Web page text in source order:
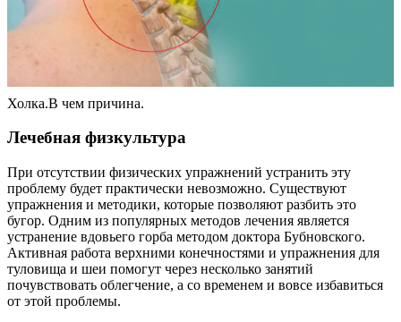
Холка.В чем причина.
Лечебная физкультура
При отсутствии физических упражнений устранить эту
проблему будет практически невозможно. Существуют
упражнения и методики, которые позволяют разбить это
бугор. Одним из популярных методов лечения является
устранение вдовьего горба методом доктора Бубновского.
Активная работа верхними конечностями и упражнения для
туловища и шеи помогут через несколько занятий
почувствовать облегчение, а со временем и вовсе избавиться
от этой проблемы.